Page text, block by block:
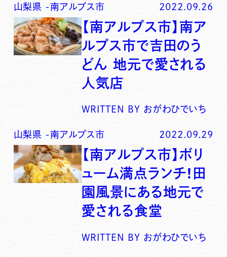
山梨県 -南アルプス市 2022.09.26
【南アルプス市】南ア
ルプス市で吉田のう
どん 地元で愛される
人気店
WRITTEN BY おがわひでいち
山梨県 -南アルプス市 2022.09.29
【南アルプス市】ボリ
ューム満点ランチ！田
園風景にある地元で
愛される食堂
WRITTEN BY おがわひでいち